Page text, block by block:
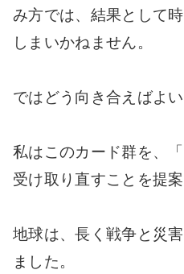
み方では、結果として
しまいかねません。
ではどう向き合えばよい
私はこのカード群を、
受け取り直すことを提案
地球は、長く戦争と災
ました。